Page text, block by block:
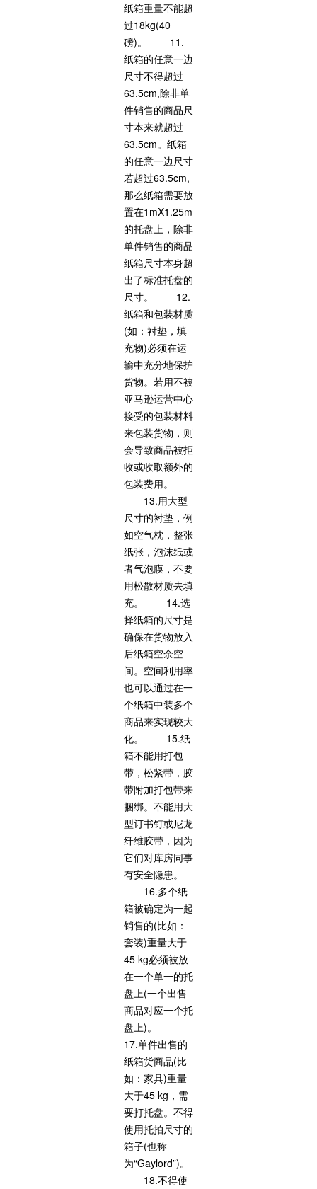
纸箱重量不能超
过18kg(40
磅)。 11.
纸箱的任意一边
尺寸不得超过
63.5cm,除非单
件销售的商品尺
寸本来就超过
63.5cm。纸箱
的任意一边尺寸
若超过63.5cm,
那么纸箱需要放
置在1mX1.25m
的托盘上，除非
单件销售的商品
纸箱尺寸本身超
出了标准托盘的
尺寸。 12.
纸箱和包装材质
(如：衬垫，填
充物)必须在运
输中充分地保护
货物。若用不被
亚马逊运营中心
接受的包装材料
来包装货物，则
会导致商品被拒
收或收取额外的
包装费用。
13.用大型
尺寸的衬垫，例
如空气枕，整张
纸张，泡沫纸或
者气泡膜，不要
用松散材质去填
充。 14.选
择纸箱的尺寸是
确保在货物放入
后纸箱空余空
间。空间利用率
也可以通过在一
个纸箱中装多个
商品来实现较大
化。 15.纸
箱不能用打包
带，松紧带，胶
带附加打包带来
捆绑。不能用大
型订书钉或尼龙
纤维胶带，因为
它们对库房同事
有安全隐患。
16.多个纸
箱被确定为一起
销售的(比如：
套装)重量大于
45 kg必须被放
在一个单一的托
盘上(一个出售
商品对应一个托
盘上)。
17.单件出售的
纸箱货商品(比
如：家具)重量
大于45 kg，需
要打托盘。不得
使用托拍尺寸的
箱子(也称
为“Gaylord”)。
18.不得使